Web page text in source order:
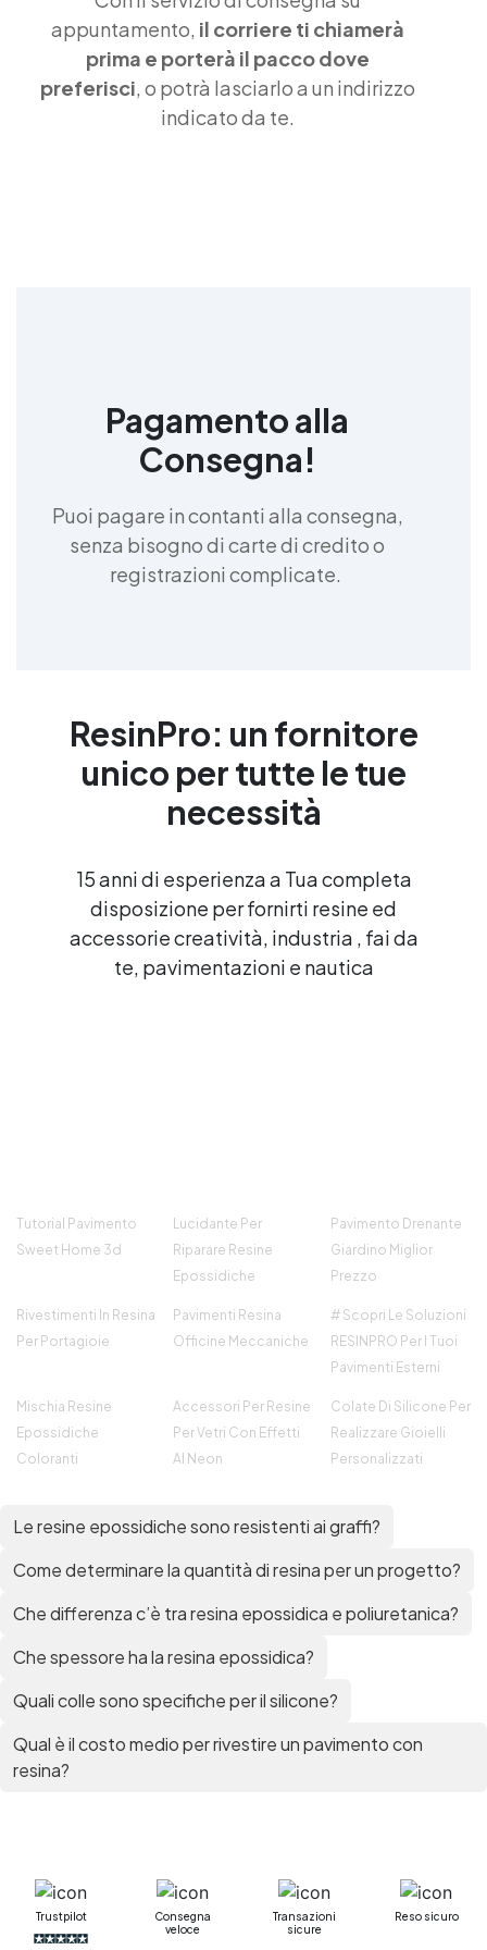
cristallina Resina liquida Resina acrilica Resina
che materiale è Resina uv La resina Resina
opaca Resina decorativa Resina 3d Resina
líquida Resina alta temperatura Resina per alte
temperature Kit resina Resina siliconica Resina
appuntamento, il corriere ti chiamerà
prima e porterà il pacco dove
preferisci, o potrà lasciarlo a un indirizzo
indicato da te.
Pagamento alla
Consegna!
Puoi pagare in contanti alla consegna,
senza bisogno di carte di credito o
registrazioni complicate.
ResinPro: un fornitore
unico per tutte le tue
necessità
15 anni di esperienza a Tua completa
disposizione per fornirti resine ed
accessorie creatività, industria , fai da
te, pavimentazioni e nautica
Tutorial Pavimento
Sweet Home 3d
Lucidante Per
Riparare Resine
Epossidiche
Pavimento Drenante
Giardino Miglior
Prezzo
Rivestimenti In Resina
Per Portagioie
Pavimenti Resina
Officine Meccaniche
# Scopri Le Soluzioni
RESINPRO Per I Tuoi
Pavimenti Esterni
Mischia Resine
Epossidiche
Coloranti
Accessori Per Resine
Per Vetri Con Effetti
Al Neon
Colate Di Silicone Per
Realizzare Gioielli
Personalizzati
Le resine epossidiche sono resistenti ai graffi?
Come determinare la quantità di resina per un progetto?
Che differenza c’è tra resina epossidica e poliuretanica?
Che spessore ha la resina epossidica?
Quali colle sono specifiche per il silicone?
Qual è il costo medio per rivestire un pavimento con
resina?
Trustpilot
Consegna
veloce
Transazioni
sicure
Reso sicuro